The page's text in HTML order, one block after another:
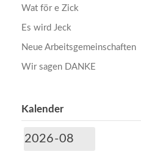
Wat för e Zick
Es wird Jeck
Neue Arbeitsgemeinschaften
Wir sagen DANKE
Kalender